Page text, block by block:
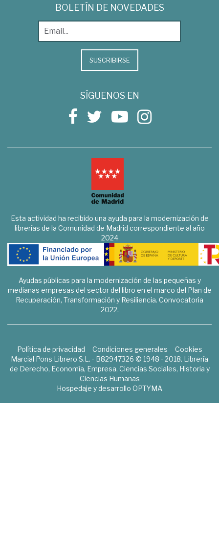
BOLETÍN DE NOVEDADES
SUSCRIBIRSE
SÍGUENOS EN
Esta actividad ha recibido una ayuda para la modernización de
librerías de la Comunidad de Madrid correspondiente al año
2024
Ayudas públicas para la modernización de las pequeñas y
medianas empresas del sector del libro en el marco del Plan de
Recuperación, Transformación y Resiliencia. Convocatoria
2022.
Política de privacidad Condiciones generales
Cookies
Marcial Pons Librero S.L. - B82947326 © 1948 - 2018. Librería
de Derecho, Economía, Empresa, Ciencias Sociales, Historia y
Ciencias Humanas
Hospedaje y desarrollo OPTYMA